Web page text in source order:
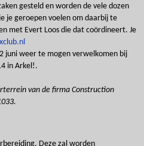
gesteld en worden de vele dozen
je geroepen voelen om daarbij te
met Evert Loos die dat coördineert. Je
juni weer te mogen verwelkomen bij
in Arkel!.
van de firma Construction
Deze zal worden